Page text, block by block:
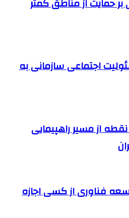
حمایت از مناطق کمتر
اجتماعی سازمانی به
رایگان در ۱۰۰ نقطه از مسیر راهپیمایی
فناوری از کسی اجازه